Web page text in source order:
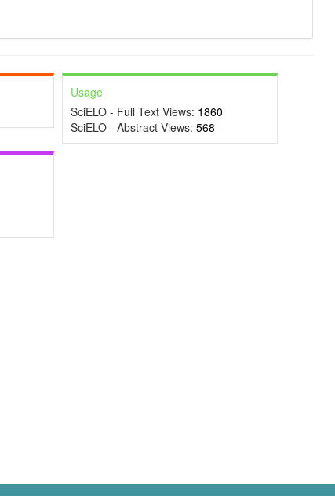
Usage
SciELO - Full Text Views: 1860
SciELO - Abstract Views: 568